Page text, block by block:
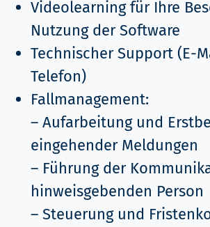
Videolearning für Ihre
Nutzung der Software
Technischer Support (E-
Telefon)
Fallmanagement:
– Aufarbeitung und
eingehender Meldungen
– Führung der
hinweisgebenden Person
– Steuerung und